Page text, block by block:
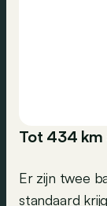
Tot 434
Er zijn twee
standaard